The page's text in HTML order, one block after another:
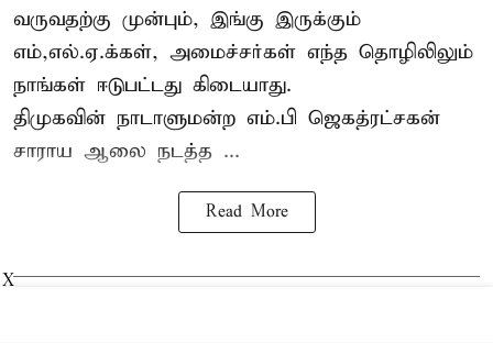
வருவதற்கு முன்பும், இங்கு இருக்கும்
எம்,எல்.ஏ.க்கள், அமைச்சர்கள் எந்த தொழிலிலும்
நாங்கள் ஈடுபட்டது கிடையாது.
திமுகவின் நாடாளுமன்ற எம்.பி ஜெகத்ரட்சகன்
சாராய ஆலை நடத்த ...
Read More
X